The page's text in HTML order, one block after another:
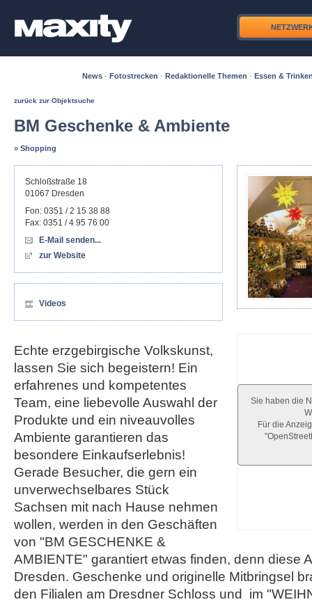
News · Fotostrecken · Redaktionelle Themen · Essen &
zurück zur Objektsuche
BM Geschenke & Ambiente
» Shopping
Sie haben die
Für die
Schloßstraße 18
01067 Dresden
Fon: 0351 / 2 15 38 88
Fax: 0351 / 4 95 76 00
E-Mail senden...
zur Website
Videos
Echte erzgebirgische Volkskunst,
lassen Sie sich begeistern! Ein
erfahrenes und kompetentes
Team, eine liebevolle Auswahl der
Produkte und ein niveauvolles
Ambiente garantieren das
besondere Einkaufserlebnis!
Gerade Besucher, die gern ein
unverwechselbares Stück
Sachsen mit nach Hause nehmen
wollen, werden in den Geschäften
von "BM GESCHENKE &
AMBIENTE" garantiert etwas finden, denn diese
Dresden. Geschenke und originelle Mitbringsel
den Filialen am Dresdner Schloss und im